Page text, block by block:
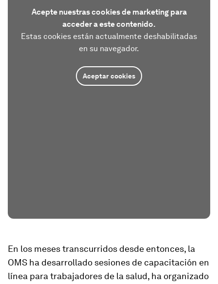
Acepte nuestras cookies de marketing para
acceder a este contenido.
Estas cookies están actualmente deshabilitadas
en su navegador.
Aceptar cookies
En los meses transcurridos desde entonces, la
OMS ha desarrollado sesiones de capacitación en
línea para trabajadores de la salud, ha organizado